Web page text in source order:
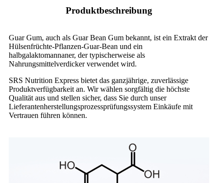
Produktbeschreibung
Guar Gum, auch als Guar Bean Gum bekannt, ist ein Extrakt der
Hülsenfrüchte-Pflanzen-Guar-Bean und ein
halbgalaktomannaner, der typischerweise als
Nahrungsmittelverdicker verwendet wird.
SRS Nutrition Express bietet das ganzjährige, zuverlässige
Produktverfügbarkeit an. Wir wählen sorgfältig die höchste
Qualität aus und stellen sicher, dass Sie durch unser
Lieferantenherstellungsprozessprüfungssystem Einkäufe mit
Vertrauen führen können.